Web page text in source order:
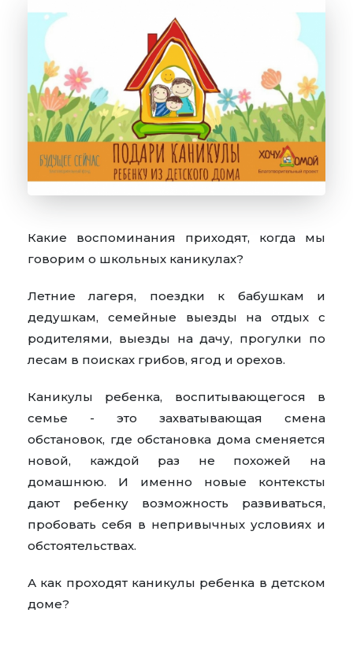
Какие воспоминания приходят, когда мы
говорим о школьных каникулах?
Летние лагеря, поездки к бабушкам и
дедушкам, семейные выезды на отдых с
родителями, выезды на дачу, прогулки по
лесам в поисках грибов, ягод и орехов.
Каникулы ребенка, воспитывающегося в
семье - это захватывающая смена
обстановок, где обстановка дома сменяется
новой, каждой раз не похожей на
домашнюю. И именно новые контексты
дают ребенку возможность развиваться,
пробовать себя в непривычных условиях и
обстоятельствах.
А как проходят каникулы ребенка в детском
доме?